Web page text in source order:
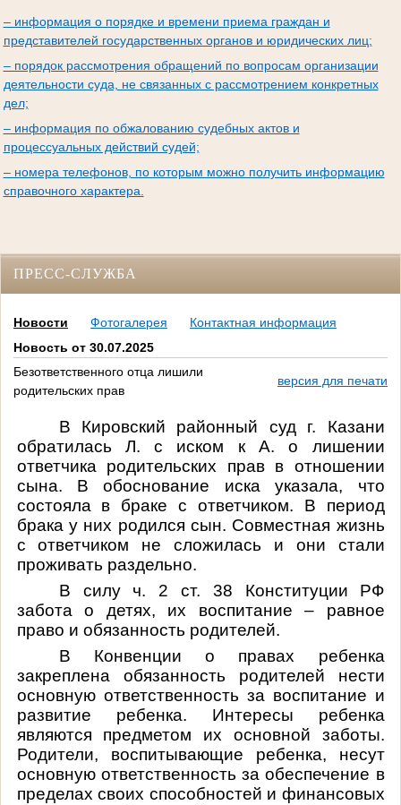
– информация о порядке и времени приема граждан и
представителей государственных органов и юридических лиц;
– порядок рассмотрения обращений по вопросам организации
деятельности суда, не связанных с рассмотрением конкретных
дел;
– информация по обжалованию судебных актов и
процессуальных действий судей;
– номера телефонов, по которым можно получить информацию
справочного характера.
ПРЕСС-СЛУЖБА
Новости Фотогалерея
Контактная информация
Новость от 30.07.2025
Безответственного отца лишили
родительских прав
версия для печати
В Кировский районный суд г. Казани
обратилась Л. с иском к А. о лишении
ответчика родительских прав в отношении
сына. В обоснование иска указала, что
состояла в браке с ответчиком. В период
брака у них родился сын. Совместная жизнь
с ответчиком не сложилась и они стали
проживать раздельно.
В силу ч. 2 ст. 38 Конституции РФ
забота о детях, их воспитание – равное
право и обязанность родителей.
В Конвенции о правах ребенка
закреплена обязанность родителей нести
основную ответственность за воспитание и
развитие ребенка. Интересы ребенка
являются предметом их основной заботы.
Родители, воспитывающие ребенка, несут
основную ответственность за обеспечение в
пределах своих способностей и финансовых